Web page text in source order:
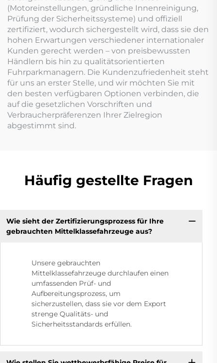
(Motoreinstellungen, gründliche Innenreinigung,
Prüfung der Sicherheitssysteme) und offiziell
zertifiziert, wodurch sichergestellt wird, dass sie den
hohen Erwartungen verschiedener internationaler
Kunden gerecht werden – von preisbewussten
Händlern bis hin zu qualitätsorientierten
Fuhrparkmanagern. Die Kundenzufriedenheit steht
für uns an erster Stelle, und wir möchten Sie mit
den besten verfügbaren Optionen verbinden, die
auf die gesetzlichen Vorschriften und
Verbraucherpräferenzen Ihrer Zielregion
abgestimmt sind.
Häufig gestellte Fragen
Wie sieht der Zertifizierungsprozess für Ihre
gebrauchten Mittelklassefahrzeuge aus?
Unsere gebrauchten
Mittelklassefahrzeuge durchlaufen einen
umfassenden Prüf- und
Aufbereitungsprozess, um
sicherzustellen, dass sie vor dem Export
strenge Qualitäts- und
Sicherheitsstandards erfüllen.